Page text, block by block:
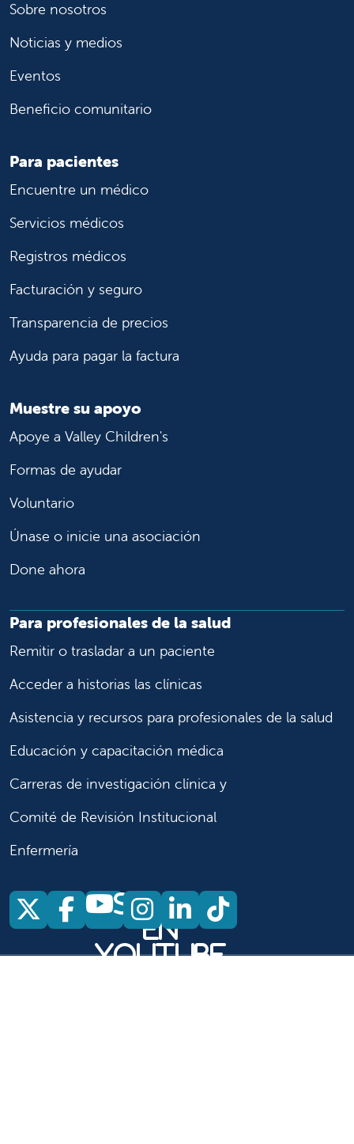
Sobre nosotros
Noticias y medios
Eventos
Beneficio comunitario
Para pacientes
Encuentre un médico
Servicios médicos
Registros médicos
Facturación y seguro
Transparencia de precios
Ayuda para pagar la factura
Muestre su apoyo
Apoye a Valley Children's
Formas de ayudar
Voluntario
Únase o inicie una asociación
Done ahora
Para profesionales de la salud
Remitir o trasladar a un paciente
Acceder a historias las clínicas
Asistencia y recursos para profesionales de la salud
Educación y capacitación médica
Carreras de investigación clínica y
Comité de Revisión Institucional
Enfermería
Síganos en X
Síganos en Facebook
Síganos
en
YouTube
Síganos en
Síganos en
Síganos